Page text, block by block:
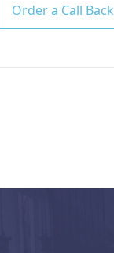
Order a Call Back